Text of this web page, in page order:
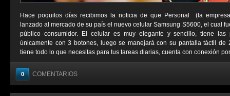
Hace poquitos días recibimos la noticia de que Personal (la
lanzado al mercado de su país el nuevo celular Samsung S5600, el cual
público consumidor. El celular es muy elegante y sencillo, tiene las
únicamente con 3 botones, luego se manejará con su pantalla táctil de
tiene todo lo que necesitas para tus tareas diarias, cuenta con conexión
0 COMENTARIOS